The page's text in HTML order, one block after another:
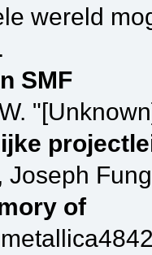
wereld
SMF
Joseph
of